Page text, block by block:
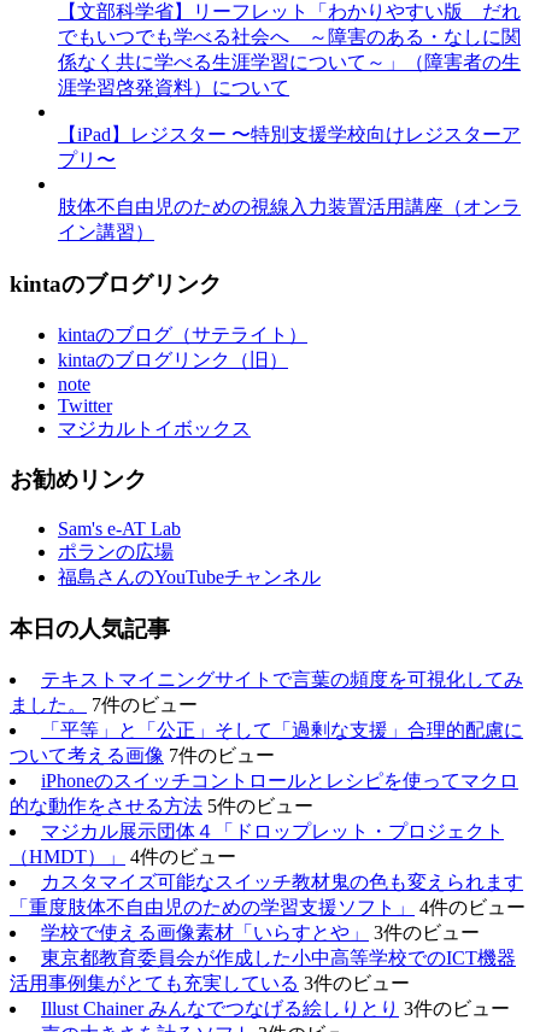
【文部科学省】リーフレット「わかりやすい版 だれ
でもいつでも学べる社会へ ～障害のある・なしに関
係なく共に学べる生涯学習について～」（障害者の生
涯学習啓発資料）について
【iPad】レジスター 〜特別支援学校向けレジスターア
プリ〜
肢体不自由児のための視線入力装置活用講座（オンラ
イン講習）
kintaのブログリンク
kintaのブログ（サテライト）
kintaのブログリンク（旧）
note
Twitter
マジカルトイボックス
お勧めリンク
Sam's e-AT Lab
ポランの広場
福島さんのYouTubeチャンネル
本日の人気記事
テキストマイニングサイトで言葉の頻度を可視化してみ
ました。
7件のビュー
「平等」と「公正」そして「過剰な支援」合理的配慮に
ついて考える画像 7件のビュー
iPhoneのスイッチコントロールとレシピを使ってマクロ
的な動作をさせる方法 5件のビュー
マジカル展示団体４「ドロップレット・プロジェクト
（HMDT）」
4件のビュー
カスタマイズ可能なスイッチ教材鬼の色も変えられます
「重度肢体不自由児のための学習支援ソフト」
4件のビュー
学校で使える画像素材「いらすとや」
3件のビュー
東京都教育委員会が作成した小中高等学校でのICT機器
活用事例集がとても充実している 3件のビュー
Illust Chainer みんなでつなげる絵しりとり 3件のビュー